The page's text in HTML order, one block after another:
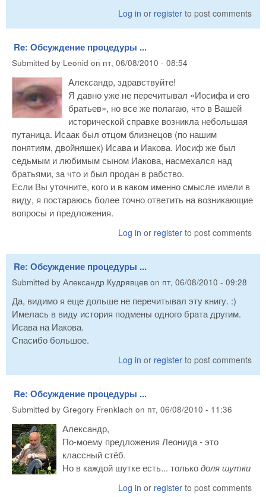
Log in or register to post comments
Re: Обсуждение процедуры ...
Submitted by Leonid on пт, 06/08/2010 - 08:54
Александр, здравствуйте!
Я давно уже не перечитывал «Иосифа и его
братьев», но все же полагаю, что в Вашей
исторической справке возникла небольшая
путаница. Исаак был отцом близнецов (по нашим
понятиям, двойняшек) Исава и Иакова. Иосиф же был
седьмым и любимым сыном Иакова, насмехался над
братьями, за что и был продан в рабство.
Если Вы уточните, кого и в каком именно смысле имели в
виду, я постараюсь более точно ответить на возникающие
вопросы и предложения.
Log in or register to post comments
Re: Обсуждение процедуры ...
Submitted by Александр Кудрявцев on пт, 06/08/2010 - 09:28
Да, видимо я еще дольше не перечитывал эту книгу. :)
Имелась в виду история подмены одного брата другим.
Исава на Иакова.
Спасибо большое.
Log in or register to post comments
Re: Обсуждение процедуры ...
Submitted by Gregory Frenklach on пт, 06/08/2010 - 11:36
Александр,
По-моему предложения Леонида - это
классный стёб.
Но в каждой шутке есть... толькодоля шутки
Log in or register to post comments